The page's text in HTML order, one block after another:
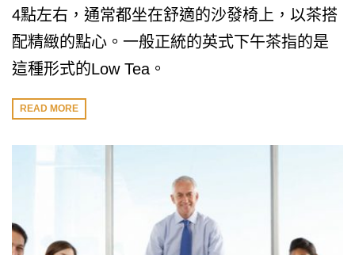
4點左右，通常都坐在舒適的沙發椅上，以茶搭
配精緻的點心。一般正統的英式下午茶指的是
這種形式的Low Tea。
READ MORE